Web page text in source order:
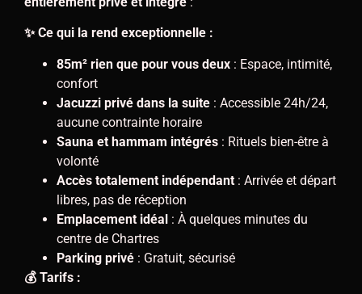
✨ Ce qui la rend exceptionnelle :
85m² rien que pour vous deux : Espace, intimité,
confort
Jacuzzi privé dans la suite : Accessible 24h/24,
aucune contrainte horaire
Sauna et hammam intégrés : Rituels bien-être à
volonté
Accès totalement indépendant : Arrivée et départ
libres, pas de réception
Emplacement idéal : À quelques minutes du
centre de Chartres
Parking privé : Gratuit, sécurisé
💰 Tarifs :